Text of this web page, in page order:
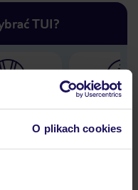
O plikach cookies
TUI?
w Polsce
30 lat w